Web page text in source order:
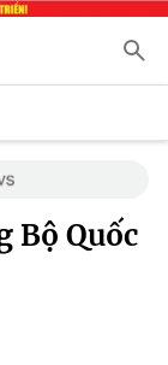
Bộ Quốc